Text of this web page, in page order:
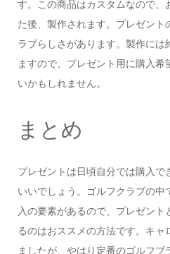
す。この商品はカスタムなので、
た後、製作されます。プレゼント
ラブらしさがあります。製作には
ますので、プレゼント用に購入
いかもしれません。
まとめ
プレゼントは日頃自分では購入
いいでしょう。ゴルフクラブの
入の要素があるので、プレゼン
るのはおススメの方法です。キャ
ましたが、やはり定番のゴルフ